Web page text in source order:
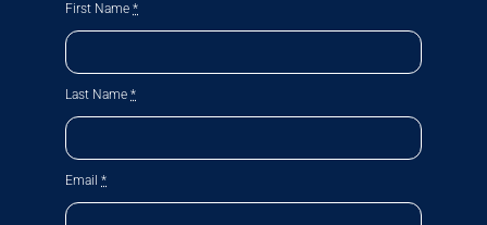
First Name *
Last Name *
Email *